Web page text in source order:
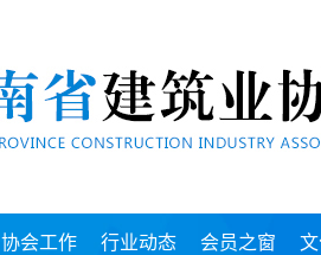
协会工作 行业动态 会员之窗